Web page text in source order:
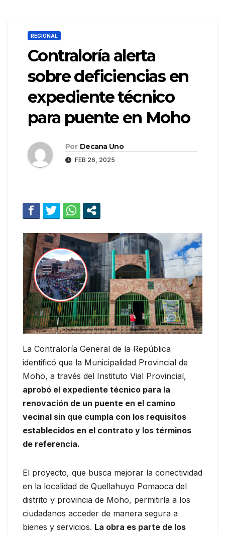
REGIONAL
Contraloría alerta
sobre deficiencias en
expediente técnico
para puente en Moho
Por Decana Uno
FEB 26, 2025
La Contraloría General de la República
identificó que la Municipalidad Provincial de
Moho, a través del Instituto Vial Provincial,
aprobó el expediente técnico para la
renovación de un puente en el camino
vecinal sin que cumpla con los requisitos
establecidos en el contrato y los términos
de referencia.
El proyecto, que busca mejorar la conectividad
en la localidad de Quellahuyo Pomaoca del
distrito y provincia de Moho, permitiría a los
ciudadanos acceder de manera segura a
bienes y servicios. La obra es parte de los